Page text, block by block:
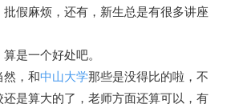
假麻烦，还有，新生总是有很多讲座
是一个好处吧。
，和中山大学那些是没得比的啦，不
是算大的了，老师方面还算可以，有